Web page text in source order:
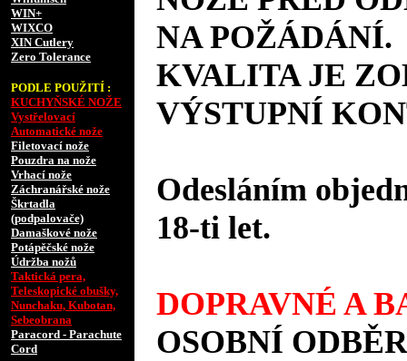
WIN+
WIXCO
XIN Cutlery
Zero Tolerance
PODLE POUŽITÍ :
KUCHYŇSKÉ NOŽE
Vystřelovací
Automatické nože
Filetovací nože
Pouzdra na nože
Vrhací nože
Záchranářské nože
Škrtadla
(podpalovače)
Damaškové nože
Potápěčské nože
Údržba nožů
Taktická pera,
Teleskopické obušky,
Nunchaku, Kubotan,
Sebeobrana
Paracord - Parachute
Cord
NA POŽÁDÁNÍ.
KVALITA JE
VÝSTUPNÍ
Odesláním
18-ti let.
DOPRAVNÉ A
OSOBNÍ